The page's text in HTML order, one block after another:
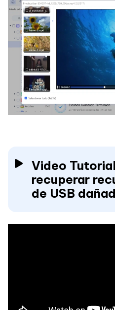
Video
recuperar
de USB